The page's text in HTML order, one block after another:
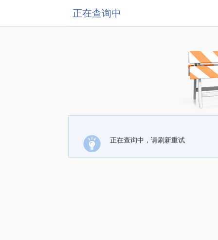
正在查询中
正在查询中，请刷新重试